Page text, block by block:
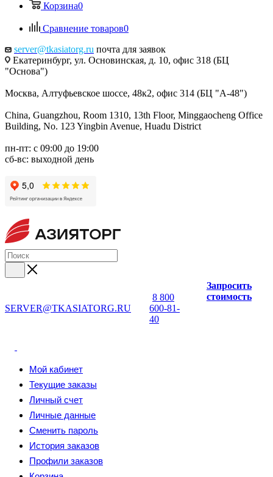
Корзина0
Сравнение товаров0
server@tkasiatorg.ru почта для заявок
Екатеринбург, ул. Основинская, д. 10, офис 318 (БЦ
"Основа")
Москва, Алтуфьевское шоссе, 48к2, офис 314 (БЦ "А-48")
China, Guangzhou, Room 1310, 13th Floor, Minggaocheng Office
Building, No. 123 Yingbin Avenue, Huadu District
пн-пт: с 09:00 до 19:00
сб-вс: выходной день
SERVER@TKASIATORG.RU
8 800
600-81-
40
Запросить
стоимость
Мой кабинет
Текущие заказы
Личный счет
Личные данные
Сменить пароль
История заказов
Профили заказов